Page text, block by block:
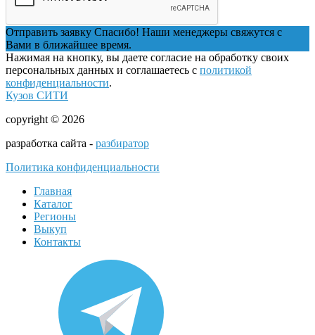
Отправить заявку Спасибо! Наши менеджеры свяжутся с
Вами в ближайшее время.
Нажимая на кнопку, вы даете согласие на обработку своих
персональных данных и соглашаетесь с политикой
конфиденциальности.
Кузов СИТИ
copyright © 2026
разработка сайта - разбиратор
Политика конфиденциальности
Главная
Каталог
Регионы
Выкуп
Контакты